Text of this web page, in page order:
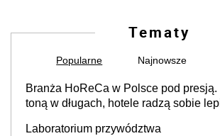
Tematy
Popularne Najnowsze
Branża HoReCa w Polsce pod
toną w długach, hotele radzą sobie
Laboratorium przywództwa